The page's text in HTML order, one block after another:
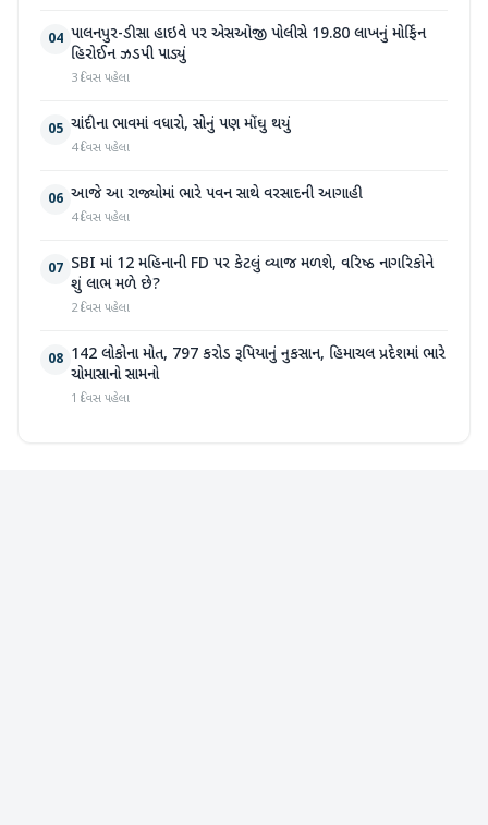
04 પાલનપુર-ડીસા હાઇવે પર એસઓજી પોલીસે 19.80 લાખનું મોર્ફિન
હિરોઈન ઝડપી પાડ્યું
3 દિવસ પહેલા
05 ચાંદીના ભાવમાં વધારો, સોનું પણ મોંઘુ થયું
4 દિવસ પહેલા
06 આજે આ રાજ્યોમાં ભારે પવન સાથે વરસાદની આગાહી
4 દિવસ પહેલા
07 SBI માં 12 મહિનાની FD પર કેટલું વ્યાજ મળશે, વરિષ્ઠ નાગરિકોને
શું લાભ મળે છે?
2 દિવસ પહેલા
08 142 લોકોના મોત, 797 કરોડ રૂપિયાનું નુકસાન, હિમાચલ પ્રદેશમાં ભારે
ચોમાસાનો સામનો
1 દિવસ પહેલા